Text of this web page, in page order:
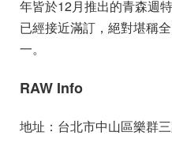
年皆於12月推出的青森週
已經接近滿訂，絕對堪稱
一。
RAW Info
地址：台北市中山區樂群